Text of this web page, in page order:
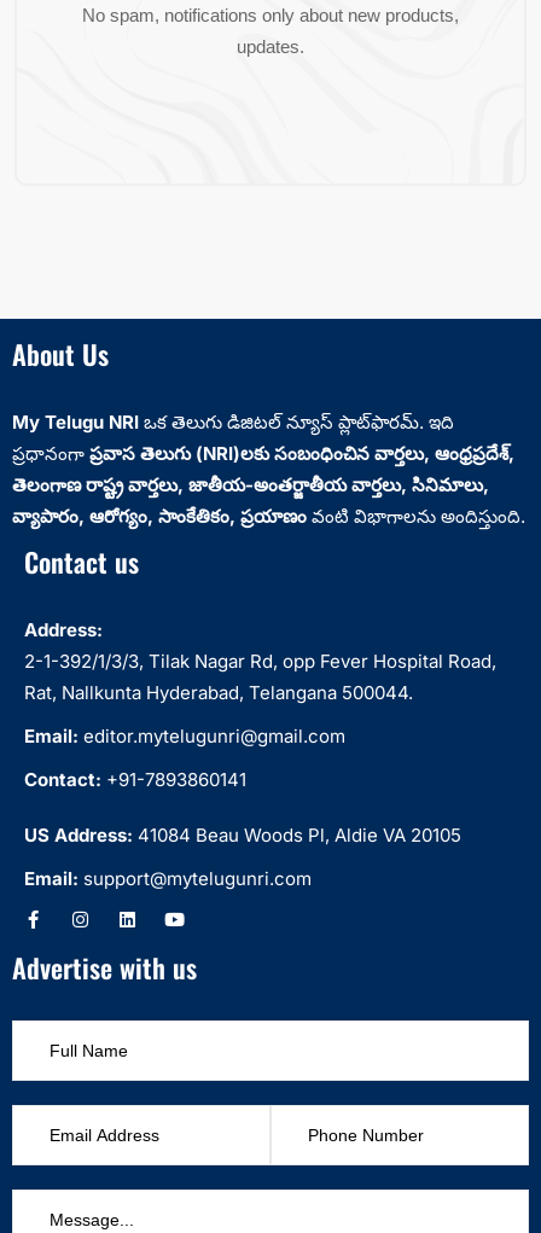
No spam, notifications only about new products,
updates.
About Us
My Telugu NRI ఒక తెలుగు డిజిటల్ న్యూస్ ప్లాట్‌ఫారమ్. ఇది
ప్రధానంగా ప్రవాస తెలుగు (NRI)లకు సంబంధించిన వార్తలు, ఆంధ్రప్రదేశ్‌,
తెలంగాణ రాష్ట్ర వార్తలు, జాతీయ-అంతర్జాతీయ వార్తలు, సినిమాలు,
వ్యాపారం, ఆరోగ్యం, సాంకేతికం, ప్రయాణం వంటి విభాగాలను అందిస్తుంది.
Contact us
Address:
2-1-392/1/3/3, Tilak Nagar Rd, opp Fever Hospital Road,
Rat, Nallkunta Hyderabad, Telangana 500044.
Email: editor.mytelugunri@gmail.com
Contact: +91-7893860141
US Address: 41084 Beau Woods Pl, Aldie VA 20105
Email: support@mytelugunri.com
Advertise with us